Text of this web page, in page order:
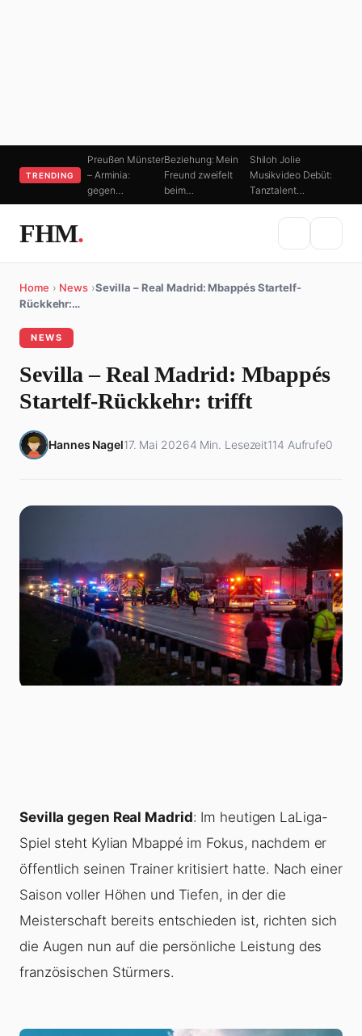
TRENDING
Preußen Münster
– Arminia:
gegen…
Beziehung: Mein
Freund zweifelt
beim…
Shiloh Jolie
Musikvideo Debüt:
Tanztalent…
FHM.
Home › News ›Sevilla – Real Madrid: Mbappés Startelf-
Rückkehr:…
NEWS
Sevilla – Real Madrid: Mbappés
Startelf-Rückkehr: trifft
Hannes Nagel17. Mai 20264 Min. Lesezeit114 Aufrufe0
Sevilla gegen Real Madrid: Im heutigen LaLiga-
Spiel steht Kylian Mbappé im Fokus, nachdem er
öffentlich seinen Trainer kritisiert hatte. Nach einer
Saison voller Höhen und Tiefen, in der die
Meisterschaft bereits entschieden ist, richten sich
die Augen nun auf die persönliche Leistung des
französischen Stürmers.